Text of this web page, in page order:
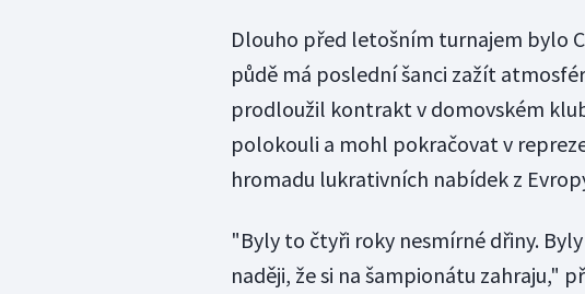
Dlouho před letošním turnajem bylo
půdě má poslední šanci zažít
prodloužil kontrakt v domovském
polokouli a mohl pokračovat v
hromadu lukrativních nabídek z
"Byly to čtyři roky nesmírné dřiny.
naději, že si na šampionátu zahraju,"